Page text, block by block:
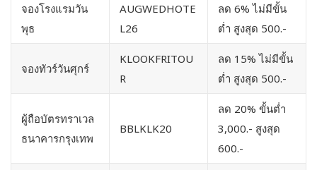
จองโรงแรมวัน
พุธ
AUGWEDHOTE
L26
ลด 6% ไม่มีขั้น
ต่ำ สูงสุด 500.-
จองทัวร์วันศุกร์
KLOOKFRITOU
R
ลด 15% ไม่มีขั้น
ต่ำ สูงสุด 500.-
ผู้ถือบัตรทราเวล
ธนาคารกรุงเทพ
BBLKLK20
ลด 20% ขั้นต่ำ
3,000.- สูงสุด
600.-